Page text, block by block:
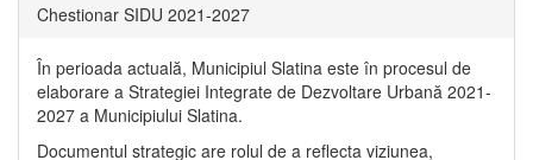
Chestionar SIDU 2021-2027
În perioada actuală, Municipiul Slatina este în procesul de
elaborare a Strategiei Integrate de Dezvoltare Urbană 2021‐
2027 a Municipiului Slatina.
Documentul strategic are rolul de a reflecta viziunea,